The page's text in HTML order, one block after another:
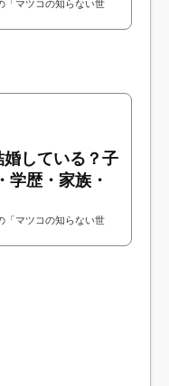
「マツコの知らない世
している？子
歴・家族・
「マツコの知らない世